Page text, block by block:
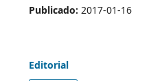
Publicado:2017-01-16
Editorial